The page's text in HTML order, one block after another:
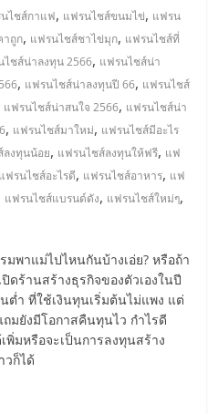
ไชส์กาแฟ, แฟรนไชส์ขนมไข่, แฟรน
าถูก, แฟรนไชส์ชาไข่มุก, แฟรนไชส์ที่
ไชส์น่าลงทุน 2566, แฟรนไชส์น่า
, แฟรนไชส์น่าลงทุนปี 66, แฟรนไชส์
แฟรนไชส์น่าสนใจ 2566, แฟรนไชส์น่า
, แฟรนไชส์มาใหม่, แฟรนไชส์มีอะไร
งทุนน้อย, แฟรนไชส์ลงทุนให้ฟรี, แฟ
แฟรนไชส์อะไรดี, แฟรนไชส์อาหาร, แฟ
แฟรนไชส์แบรนด์ดัง, แฟรนไชส์ใหม่ๆ,
พาแม่ไปไหนกันบ้างเอ่ย? หรือถ้า
ดร้านสร้างธุรกิจของตัวเองในปี
ำ ที่ใช้เงินทุนเริ่มต้นไม่แพง แต่
ถมยังมีโอกาสคืนทุนไว กำไรดี
พิ่มหรือจะเป็นการลงทุนสร้าง
วก็ได้